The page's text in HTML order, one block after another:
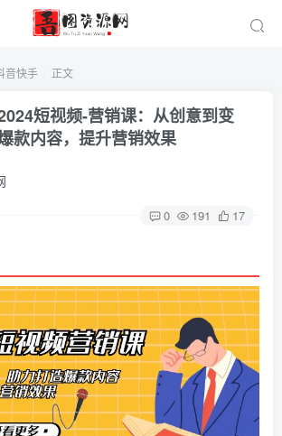
音快手 正文
短视频-营销课：从创意到变
款内容，提升营销效果
0 191 17